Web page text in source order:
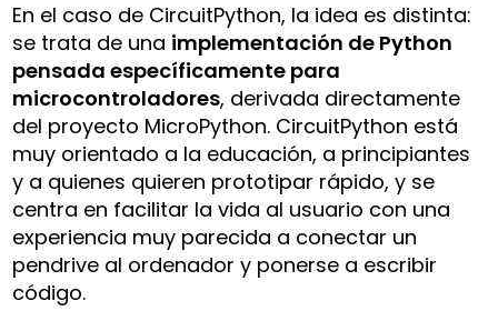
En el caso de CircuitPython, la idea es distinta:
se trata de una implementación de Python
pensada específicamente para
microcontroladores, derivada directamente
del proyecto MicroPython. CircuitPython está
muy orientado a la educación, a principiantes
y a quienes quieren prototipar rápido, y se
centra en facilitar la vida al usuario con una
experiencia muy parecida a conectar un
pendrive al ordenador y ponerse a escribir
código.